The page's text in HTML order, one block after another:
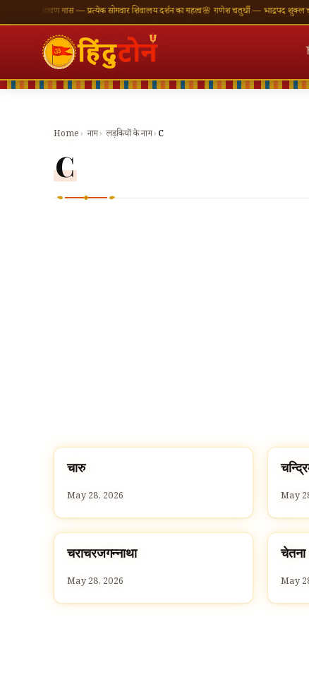
🪔 श्रावण मास — प्रत्येक सोमवार शिवालय दर्शन का महत्व🌸 गणेश चतुर्थी — भाद्रपद शुक्ल चतुर्थी⛩
Home › नाम› लड़कियों के नाम› C
C
Cच
चारु
May 28, 2026
Cच
May
Cच
चराचरजगन्नाथा
May 28, 2026
Cच
चेतना
May